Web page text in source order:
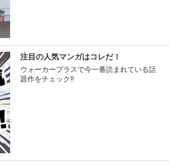
注目の人気マンガはコレだ！
ウォーカープラスで今一番読まれている話
題作をチェック!!